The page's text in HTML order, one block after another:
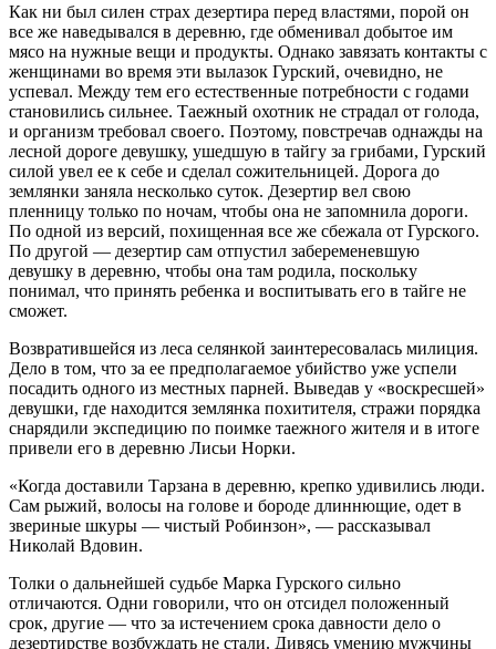
Как ни был силен страх дезертира перед властями, порой он
все же наведывался в деревню, где обменивал добытое им
мясо на нужные вещи и продукты. Однако завязать контакты с
женщинами во время эти вылазок Гурский, очевидно, не
успевал. Между тем его естественные потребности с годами
становились сильнее. Таежный охотник не страдал от голода,
и организм требовал своего. Поэтому, повстречав однажды на
лесной дороге девушку, ушедшую в тайгу за грибами, Гурский
силой увел ее к себе и сделал сожительницей. Дорога до
землянки заняла несколько суток. Дезертир вел свою
пленницу только по ночам, чтобы она не запомнила дороги.
По одной из версий, похищенная все же сбежала от Гурского.
По другой — дезертир сам отпустил забеременевшую
девушку в деревню, чтобы она там родила, поскольку
понимал, что принять ребенка и воспитывать его в тайге не
сможет.
Возвратившейся из леса селянкой заинтересовалась милиция.
Дело в том, что за ее предполагаемое убийство уже успели
посадить одного из местных парней. Выведав у «воскресшей»
девушки, где находится землянка похитителя, стражи порядка
снарядили экспедицию по поимке таежного жителя и в итоге
привели его в деревню Лисьи Норки.
«Когда доставили Тарзана в деревню, крепко удивились люди.
Сам рыжий, волосы на голове и бороде длиннющие, одет в
звериные шкуры — чистый Робинзон», — рассказывал
Николай Вдовин.
Толки о дальнейшей судьбе Марка Гурского сильно
отличаются. Одни говорили, что он отсидел положенный
срок, другие — что за истечением срока давности дело о
дезертирстве возбуждать не стали. Дивясь умению мужчины